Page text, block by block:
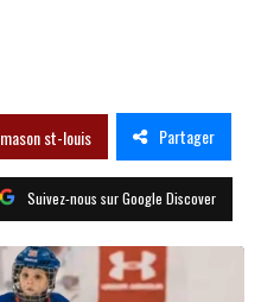
mason st-louis Partager
Suivez-nous sur Google Discover